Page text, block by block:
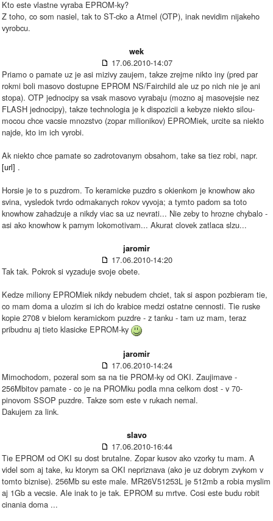
Kto este vlastne vyraba EPROM-ky?
Z toho, co som nasiel, tak to ST-cko a Atmel (OTP), inak nevidim nijakeho
vyrobcu.
wek
17.06.2010-14:07
Priamo o pamate uz je asi mizivy zaujem, takze zrejme nikto iny (pred par
rokmi boli masovo dostupne EPROM NS/Fairchild ale uz po nich nie je ani
stopa). OTP jednocipy sa vsak masovo vyrabaju (mozno aj masovejsie nez
FLASH jednocipy), takze technologia je k dispozicii a kebyze niekto silou-
mocou chce vacsie mnozstvo (zopar milionikov) EPROMiek, urcite sa niekto
najde, kto im ich vyrobi.
Ak niekto chce pamate so zadrotovanym obsahom, take sa tiez robi, napr.
[url] .
Horsie je to s puzdrom. To keramicke puzdro s okienkom je knowhow ako
svina, vysledok tvrdo odmakanych rokov vyvoja; a tymto padom sa toto
knowhow zahadzuje a nikdy viac sa uz nevrati... Nie zeby to hrozne chybalo -
asi ako knowhow k parnym lokomotivam... Akurat clovek zatlaca slzu...
jaromir
17.06.2010-14:20
Tak tak. Pokrok si vyzaduje svoje obete.
Kedze miliony EPROMiek nikdy nebudem chciet, tak si aspon pozbieram tie,
co mam doma a ulozim si ich do krabice medzi ostatne cennosti. Tie ruske
kopie 2708 v bielom keramickom puzdre - z tanku - tam uz mam, teraz
pribudnu aj tieto klasicke EPROM-ky
jaromir
17.06.2010-14:24
Mimochodom, pozeral som sa na tie PROM-ky od OKI. Zaujimave -
256Mbitov pamate - co je na PROMku podla mna celkom dost - v 70-
pinovom SSOP puzdre. Takze som este v rukach nemal.
Dakujem za link.
slavo
17.06.2010-16:44
Tie EPROM od OKI su dost brutalne. Zopar kusov ako vzorky tu mam. A
videl som aj take, ku ktorym sa OKI nepriznava (ako je uz dobrym zvykom v
tomto biznise). 256Mb su este male. MR26V51253L je 512mb a robia myslim
aj 1Gb a vecsie. Ale inak to je tak. EPROM su mrtve. Cosi este budu robit
cinania doma ...